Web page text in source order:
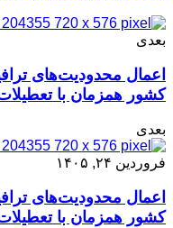
بعدی
اعمال محدودیت‌های
کشور همزمان با تعطیلات
بعدی
فروردین ۲۴, ۱۴۰۵
اعمال محدودیت‌های
کشور همزمان با تعطیلات